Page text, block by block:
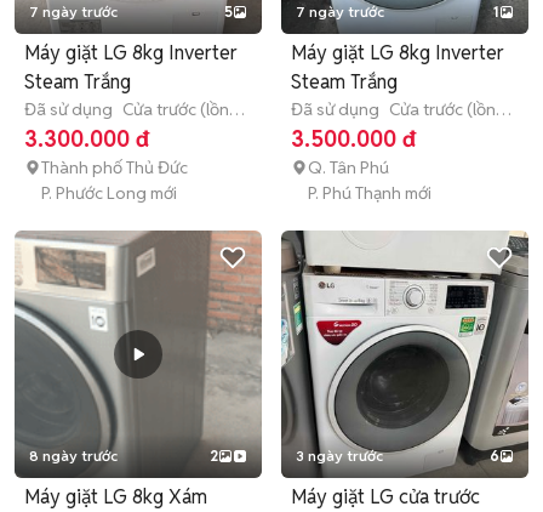
7 ngày trước 5
Máy giặt LG 8kg Inverter
Steam Trắng
Đã sử dụng Cửa trước (lồng
ngang) 8 - 8.9 kg
3.300.000 đ
Thành phố Thủ Đức
P. Phước Long mới
7 ngày trước 1
Máy giặt LG 8kg Inverter
Steam Trắng
Đã sử dụng Cửa trước (lồng
ngang) 8 - 8.9 kg
3.500.000 đ
Q. Tân Phú
P. Phú Thạnh mới
8 ngày trước 2
Máy giặt LG 8kg Xám
3 ngày trước 6
Máy giặt LG cửa trước